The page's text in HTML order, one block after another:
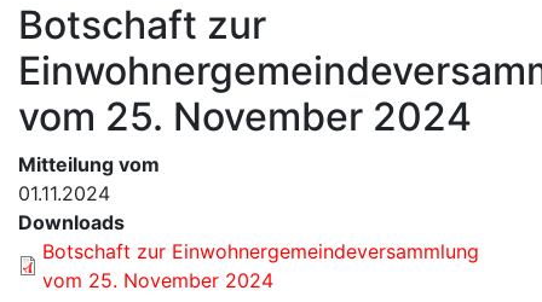
Botschaft zur
vom 25. November 2024
Mitteilung vom
01.11.2024
Downloads
Botschaft zur Einwohnergemeindeversammlung
vom 25. November 2024